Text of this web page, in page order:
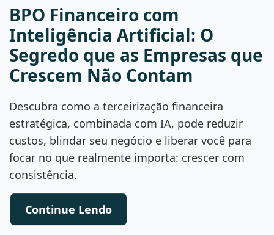
BPO Financeiro com
Inteligência Artificial: O
Segredo que as Empresas que
Crescem Não Contam
Descubra como a terceirização financeira
estratégica, combinada com IA, pode reduzir
custos, blindar seu negócio e liberar você para
focar no que realmente importa: crescer com
consistência.
Continue Lendo